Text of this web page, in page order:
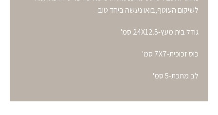
לשיקום העוטף,בואו נעשה ביחד טוב.
גודל בית מעץ-24X12.5 סמ'
כוס זכוכית-7X7 סמ'
לב מתכת-5 סמ'